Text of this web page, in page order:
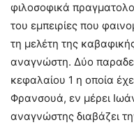
φιλοσοφικά
του εμπειρίες που
τη μελέτη της
αναγνώστη. Δύο
κεφαλαίου 1 η οποία
Φρανσουά, εν μέρει
αναγνώστης διαβάζει